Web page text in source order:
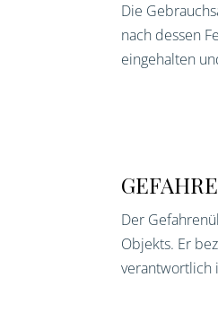
Die
nach dessen
eingehalten
Der
Objekts. Er
verantwortlich